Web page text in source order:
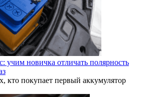
учим новичка отличать полярность
кто покупает первый аккумулятор